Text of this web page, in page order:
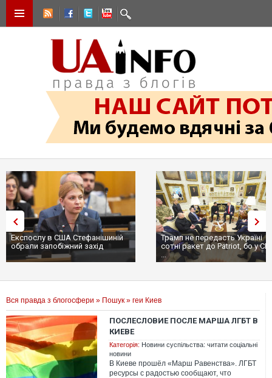
Експослу в США Стефанішиній
обрали запобіжний захід
Трамп не передасть Україні
сотні ракет до Patriot, бо у
...
Вся правда з блогосфери » Пошук » геи Киев
ПОСЛЕСЛОВИЕ ПОСЛЕ МАРША ЛГБТ В
КИЕВЕ
Категорія: Новини суспільства: читати соціальні
новини
В Киеве прошёл «Марш Равенства». ЛГБТ
ресурсы с радостью сообщают, что